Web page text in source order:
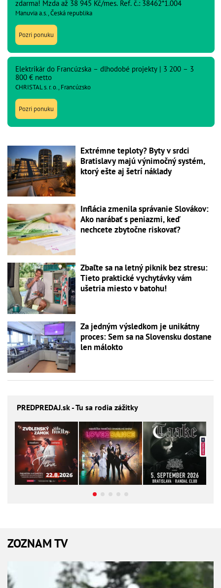
zdarma! Mzda až 38 945 Kč/mes. Ref. č.: 38462*1.004
Manuvia a.s., Česká republika
Pozri ponuku
Elektrikár do Francúzska – dlhodobé projekty | 3 200 – 3
800 € netto
CHRISTAL s. r. o., Francúzsko
Pozri ponuku
Extrémne teploty? Byty v srdci
Bratislavy majú výnimočný systém,
ktorý ešte aj šetrí náklady
Inflácia zmenila správanie Slovákov:
Ako narábať s peniazmi, keď
nechcete zbytočne riskovať?
Zbaľte sa na letný piknik bez stresu:
Tieto praktické vychytávky vám
ušetria miesto v batohu!
Za jedným výsledkom je unikátny
proces: Sem sa na Slovensku dostane
len málokto
PREDPREDAJ.sk - Tu sa rodia zážitky
ZOZNAM TV